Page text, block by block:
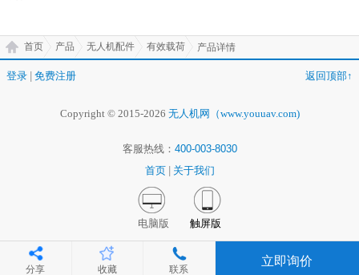
首页 产品 无人机配件 有效载荷 产品详情
登录 免费注册 返回顶部↑
Copyright © 2015-2026 无人机网（www.youuav.com)
客服热线： 400-003-8030
首页
关于我们
电脑版 触屏版
分享 收藏 联系
立即询价